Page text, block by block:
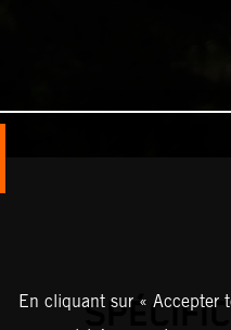
En cliquant sur « Accepter